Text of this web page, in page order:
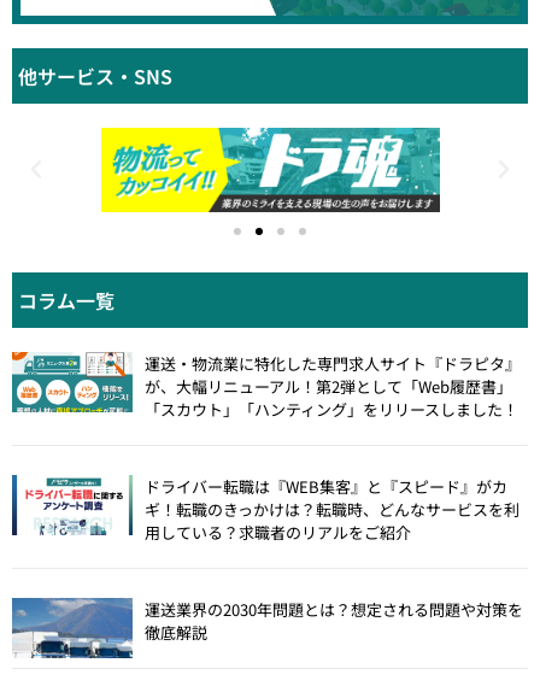
他サービス・SNS
コラム一覧
運送・物流業に特化した専門求人サイト『ドラピタ』
が、大幅リニューアル！第2弾として「Web履歴書」
「スカウト」「ハンティング」をリリースしました！
ドライバー転職は『WEB集客』と『スピード』がカ
ギ！転職のきっかけは？転職時、どんなサービスを利
用している？求職者のリアルをご紹介
運送業界の2030年問題とは？想定される問題や対策を
徹底解説